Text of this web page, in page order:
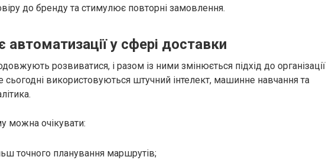
до бренду та стимулює повторні замовлення.
автоматизації у сфері доставки
розвиватися, і разом із ними змінюється підхід до організації
сьогодні використовуються штучний інтелект, машинне навчання та
можна очікувати:
точного планування маршрутів;